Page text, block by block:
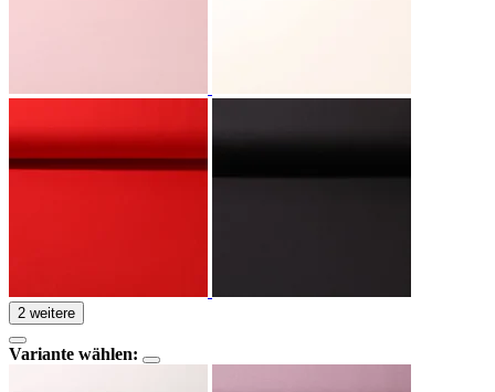
2 weitere
Variante wählen: